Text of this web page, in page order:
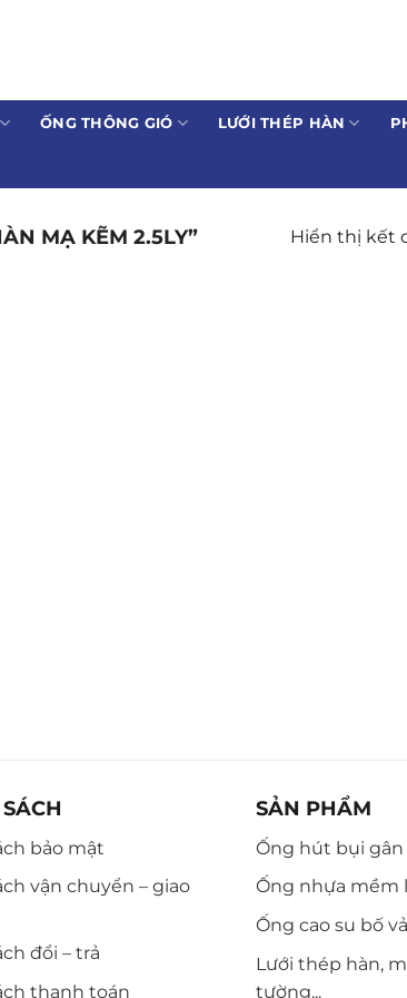
ỐNG THÔNG GIÓ LƯỚI THÉP HÀN
MẠ KẼM 2.5LY” Hiển thị kết
bảo mật
vận chuyển – giao
đổi – trả
thanh toán
SẢN PHẨM
Ống hút bụi gân
Ống nhựa mềm
Ống cao su bố
Lưới thép hàn,
tường...